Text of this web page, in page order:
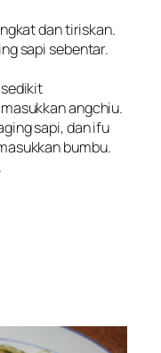
dan tiriskan.
sapi sebentar.
angchiu.
sapi, dan ifu
bumbu.